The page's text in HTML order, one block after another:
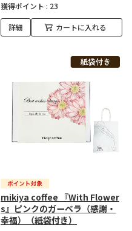
獲得ポイント : 23
詳細 カートに入れる
mikiya coffee 『With Flower
s』ピンクのガーベラ（感謝・
幸福）（紙袋付き）